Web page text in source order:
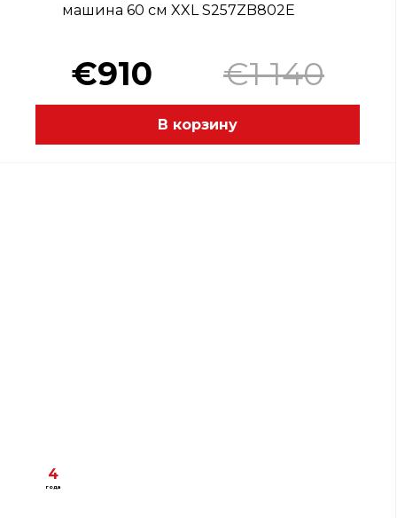
машина 60 см XXL S257ZB802E
€910 €1 140
В корзину
4
года